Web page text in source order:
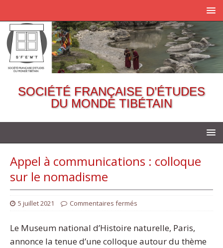
SOCIÉTÉ FRANÇAISE D’ÉTUDES
DU MONDE TIBÉTAIN
Appel à communications : colloque
sur le nomadisme
5 juillet 2021 Commentaires fermés
Le Museum national d’Histoire naturelle, Paris,
annonce la tenue d’une colloque autour du thème